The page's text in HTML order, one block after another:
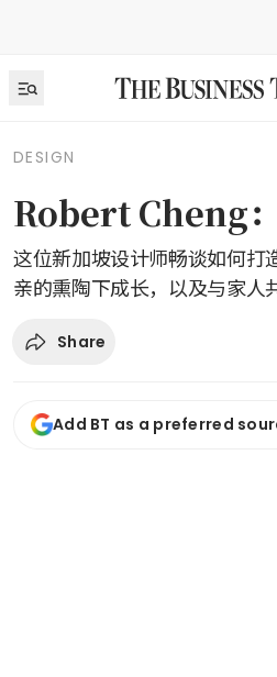
DESIGN
Robert Cheng
这位新加坡设计师畅谈如何打
亲的熏陶下成长，以及与家人
Share
Add BT as a preferred